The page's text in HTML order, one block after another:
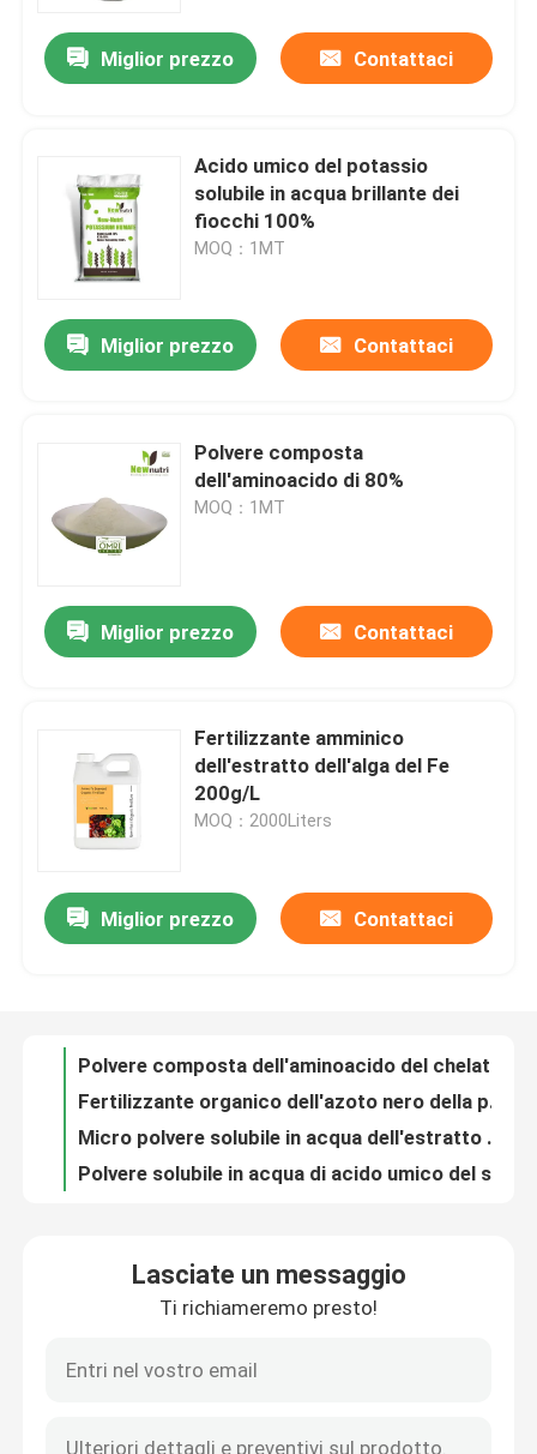
Casa
Prodotti
Circa noi
Controllo di qualità
Contattici
Fertilizzante organico di acido umico
Fertilizzante organico dell'aminoacido
Fertilizzante organico dell'azoto
Miglior prezzo Contattaci
Acido umico del potassio
solubile in acqua brillante dei
fiocchi 100%
MOQ：1MT
Miglior prezzo Contattaci
Polvere composta
dell'aminoacido di 80%
MOQ：1MT
Miglior prezzo Contattaci
Fertilizzante amminico
dell'estratto dell'alga del Fe
200g/L
MOQ：2000Liters
Miglior prezzo Contattaci
Polvere composta dell'aminoacido del chelato TE 28%
Fertilizzante solubile organico 45% acido fulvico PH5
Fertilizzante dell'aminoacido del potassio della sostanza solubile 40%
fertilizzante dell'aminoacido di 10g/L Trace Elements NPK
Fertilizzante solubile in acqua della polvere di acido umico della palla 10% di 98%
Lasciate un messaggio
Ti richiameremo presto!